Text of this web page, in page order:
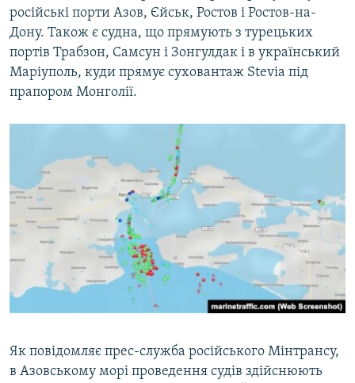
російські порти Азов, Єйськ, Ростов і Ростов-на-
Дону. Також є судна, що прямують з турецьких
портів Трабзон, Самсун і Зонгулдак і в український
Маріуполь, куди прямує суховантаж Stevia під
прапором Монголії.
Як повідомляє прес-служба російського Мінтрансу,
в Азовському морі проведення судів здійснюють